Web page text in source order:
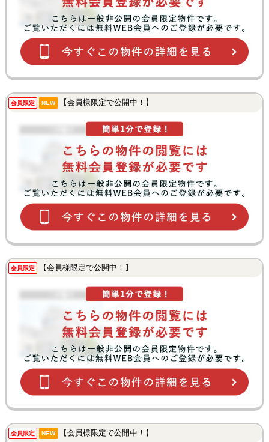
会員限定 NEW 【会員様限定で公開中！】
会員限定 【会員様限定で公開中！】
会員限定 NEW 【会員様限定で公開中！】